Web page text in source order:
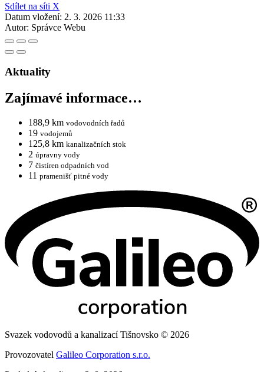
Sdílet na síti X
Datum vložení: 2. 3. 2026 11:33
Autor: Správce Webu
Aktuality
Zajímavé informace…
188,9 km vodovodních řadů
19 vodojemů
125,8 km kanalizačních stok
2 úpravny vody
7 čistíren odpadních vod
11 pramenišť pitné vody
Svazek vodovodů a kanalizací Tišnovsko © 2026
Provozovatel Galileo Corporation s.r.o.